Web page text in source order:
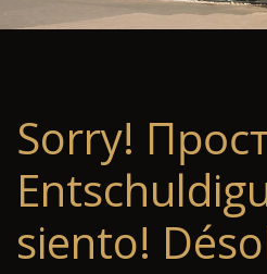
Sorry!
siento!